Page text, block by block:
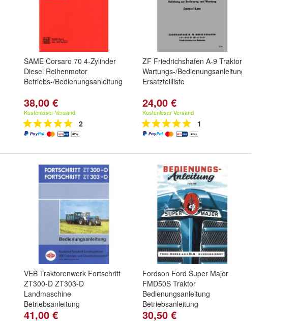
SAME Corsaro 70 4-Zylinder
Diesel Reihenmotor
Betriebs-/Bedienungsanleitung
38,00 €
Kostenloser Versand
2
ZF Friedrichshafen A-9 Traktor
Wartungs-/Bedienungsanleitung
Ersatzteilliste
24,00 €
Kostenloser Versand
1
VEB Traktorenwerk Fortschritt
ZT300-D ZT303-D
Landmaschine
Betriebsanleitung
41,00 €
Fordson Ford Super Major
FMD50S Traktor
Bedienungsanleitung
Betriebsanleitung
30,50 €